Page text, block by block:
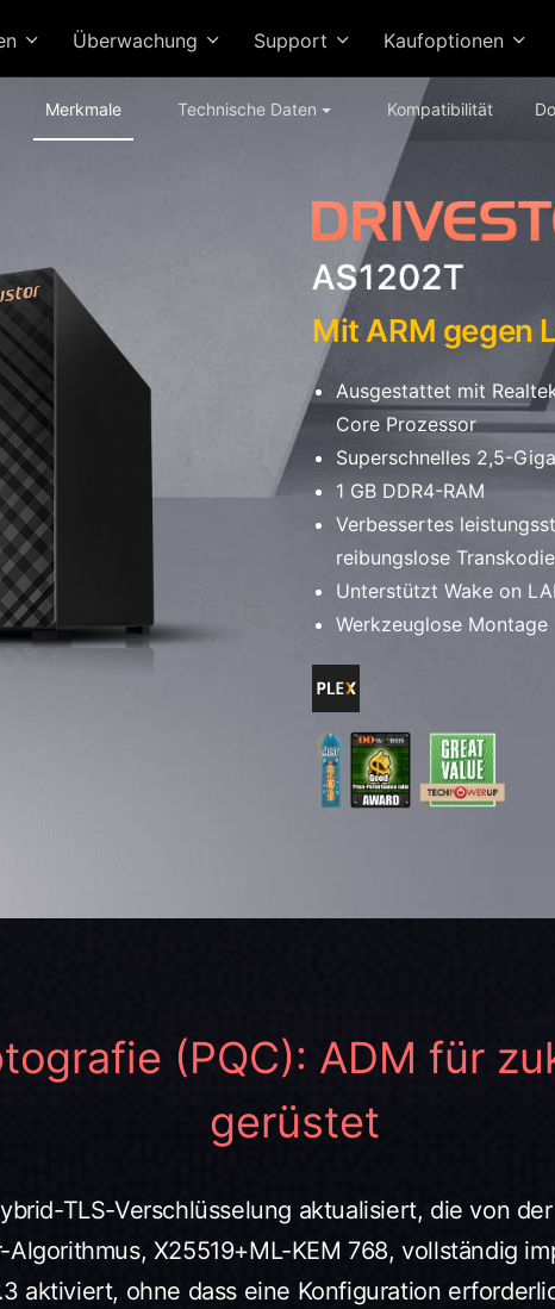
Überwachung Support Kaufoptionen
Merkmale Technische Daten Kompatibilität
Mit ARM gegen
Ausgestattet mit
Core Prozessor
Superschnelles 2,5-
1 GB DDR4-RAM
Verbessertes
reibungslose
Unterstützt Wake on
Werkzeuglose Montage
(PQC): ADM für
gerüstet
TLS-Verschlüsselung aktualisiert, die von
X25519+ML-KEM 768, vollständig
aktiviert, ohne dass eine Konfiguration